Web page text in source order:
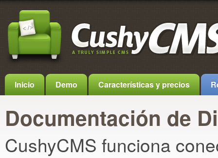
Inicio Demo Características y precios
Documentación de
CushyCMS funciona